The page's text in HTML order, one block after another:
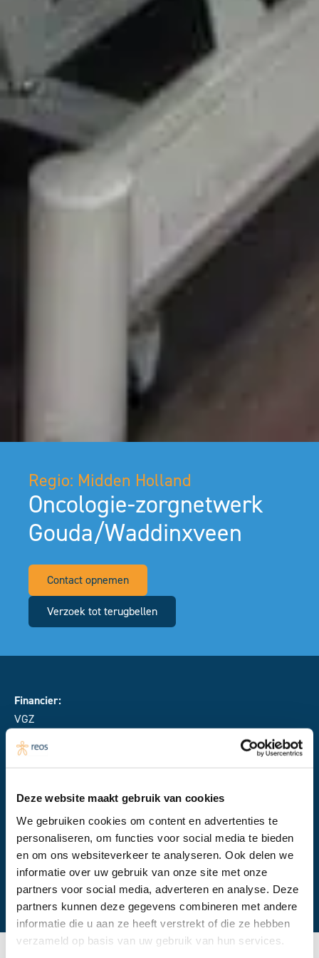
Deze website maakt gebruik van cookies
We gebruiken cookies om content en advertenties te
personaliseren, om functies voor social media te bieden
en om ons websiteverkeer te analyseren. Ook delen we
informatie over uw gebruik van onze site met onze
partners voor social media, adverteren en analyse. Deze
partners kunnen deze gegevens combineren met andere
informatie die u aan ze heeft verstrekt of die ze hebben
verzameld op basis van uw gebruik van hun services.
Regio: Midden Holland
Oncologie-zorgnetwerk
Gouda/Waddinxveen
Contact opnemen
Verzoek tot terugbellen
Financier:
VGZ
Samenwerkingspartner:
IKNL
Taskforce cancer survivorship care
Laatst bijgewerkt:
februari 2026